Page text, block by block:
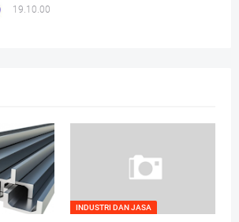
19.10.00
INDUSTRI DAN JASA